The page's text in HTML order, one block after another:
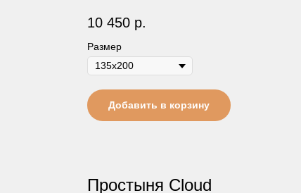
10 450 р.
Размер
Добавить в корзину
Простыня Cloud